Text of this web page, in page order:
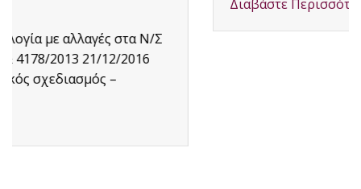
στις ρυθμίσεις για την τακτοποίηση αυθαιρέτων
ώστε να επιτευχθεί για πρώτη φορά μια
αξιόπιστη...